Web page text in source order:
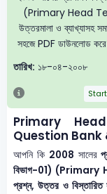
(Primary Head
উত্তরমালা ও ব্যাখ্যাসহ
সহজে PDF ডাউনলোড করে
তারিখ: ১৮-০৪-২০০৮
Primary
Question Bank
আপনি কি 2008 সালের
বিভাগ-01)
প্রশ্ন, উত্তর ও বিস্তারিত